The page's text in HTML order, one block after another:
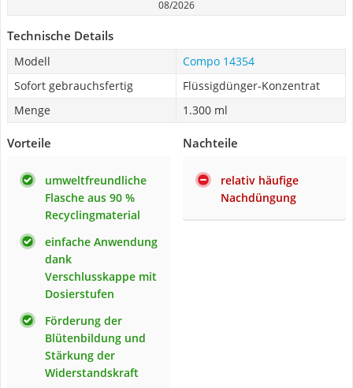
08/2026
Technische Details
Modell
Compo 14354
Sofort gebrauchsfertig
Flüssigdünger-Konzentrat
Menge
1.300 ml
Vorteile
umweltfreundliche
Flasche aus 90 %
Recyclingmaterial
einfache Anwendung
dank
Verschlusskappe mit
Dosierstufen
Förderung der
Blütenbildung und
Stärkung der
Widerstandskraft
Nachteile
relativ häufige
Nachdüngung